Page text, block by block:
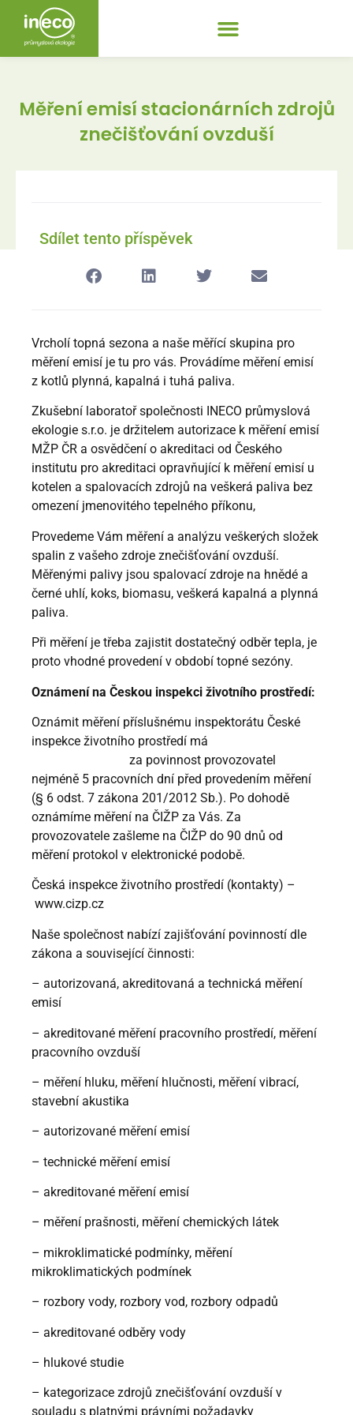
Měření emisí stacionárních zdrojů
znečišťování ovzduší
Sdílet tento příspěvek
Vrcholí topná sezona a naše měřící skupina pro
měření emisí je tu pro vás. Provádíme měření emisí
z kotlů plynná, kapalná i tuhá paliva.
Zkušební laboratoř společnosti INECO průmyslová
ekologie s.r.o. je držitelem autorizace k měření emisí
MŽP ČR a osvědčení o akreditaci od Českého
institutu pro akreditaci opravňující k měření emisí u
kotelen a spalovacích zdrojů na veškerá paliva bez
omezení jmenovitého tepelného příkonu,
Provedeme Vám měření a analýzu veškerých složek
spalin z vašeho zdroje znečišťování ovzduší.
Měřenými palivy jsou spalovací zdroje na hnědé a
černé uhlí, koks, biomasu, veškerá kapalná a plynná
paliva.
Při měření je třeba zajistit dostatečný odběr tepla, je
proto vhodné provedení v období topné sezóny.
Oznámení na Českou inspekci životního prostředí:
Oznámit měření příslušnému inspektorátu České
inspekce životního prostředí má
za povinnost provozovatel
nejméně 5 pracovních dní před provedením měření
(§ 6 odst. 7 zákona 201/2012 Sb.). Po dohodě
oznámíme měření na ČIŽP za Vás. Za
provozovatele zašleme na ČIŽP do 90 dnů od
měření protokol v elektronické podobě.
Česká inspekce životního prostředí (kontakty) –
www.cizp.cz
Naše společnost nabízí zajišťování povinností dle
zákona a související činnosti:
– autorizovaná, akreditovaná a technická měření
emisí
– akreditované měření pracovního prostředí, měření
pracovního ovzduší
– měření hluku, měření hlučnosti, měření vibrací,
stavební akustika
– autorizované měření emisí
– technické měření emisí
– akreditované měření emisí
– měření prašnosti, měření chemických látek
– mikroklimatické podmínky, měření
mikroklimatických podmínek
– rozbory vody, rozbory vod, rozbory odpadů
– akreditované odběry vody
– hlukové studie
– kategorizace zdrojů znečišťování ovzduší v
souladu s platnými právními požadavky